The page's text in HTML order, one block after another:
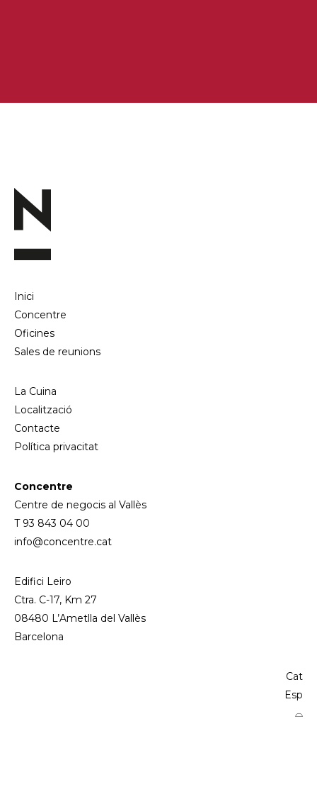
Inici
Concentre
Oficines
Sales de reunions
La Cuina
Localització
Contacte
Política privacitat
Concentre
Centre de negocis al Vallès
T 93 843 04 00
info@concentre.cat
Edifici Leiro
Ctra. C-17, Km 27
08480 L’Ametlla del Vallès
Barcelona
Cat
Esp
⌓